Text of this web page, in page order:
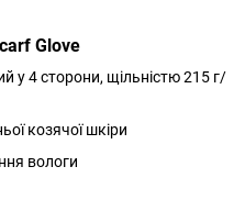
Glove
у 4 сторони, щільністю 215 г/
козячої шкіри
вологи